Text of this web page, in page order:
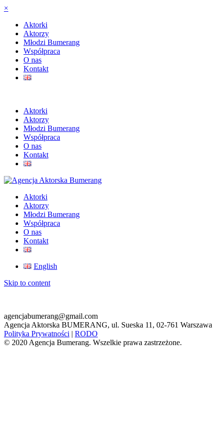
×
Aktorki
Aktorzy
Młodzi Bumerang
Współpraca
O nas
Kontakt
Aktorki
Aktorzy
Młodzi Bumerang
Współpraca
O nas
Kontakt
Aktorki
Aktorzy
Młodzi Bumerang
Współpraca
O nas
Kontakt
English
Skip to content
agencjabumerang@gmail.com
Agencja Aktorska BUMERANG, ul. Sueska 11, 02-761 Warszawa
Polityka Prywatności | RODO
© 2020 Agencja Bumerang. Wszelkie prawa zastrzeżone.